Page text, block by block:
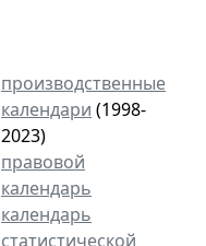
производственные
календари (1998-
2023)
правовой
календарь
календарь
статистической